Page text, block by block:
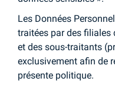
Les Données
traitées par des
et des sous-traitants
exclusivement afin de
présente politique.